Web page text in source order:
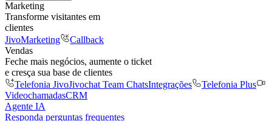
Marketing
Transforme visitantes em
clientes
JivoMarketing
Callback
Vendas
Feche mais negócios, aumente o ticket
e cresça sua base de clientes
Telefonia JivoJivochat Team ChatsIntegrações
Telefonia Plus
VideochamadasCRM
Agente IA
Responda perguntas frequentes